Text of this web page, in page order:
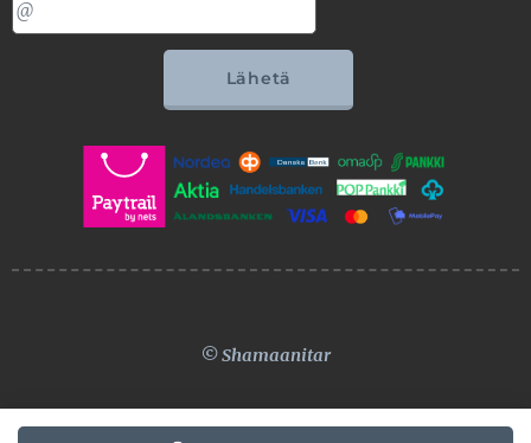
Lähetä
© Shamaanitar